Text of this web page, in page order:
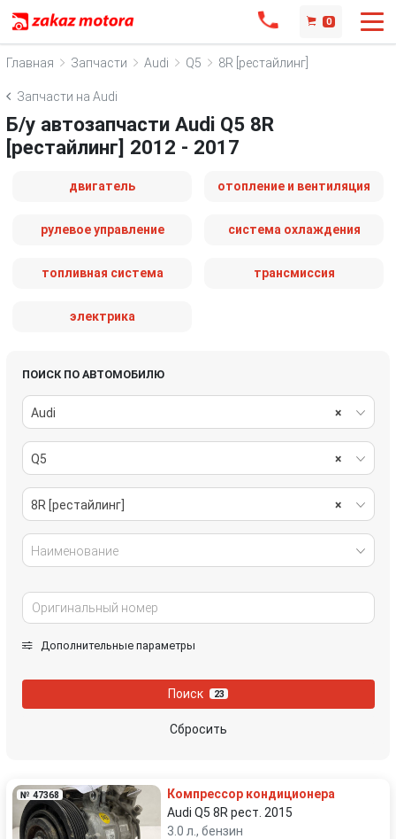
0
Главная Запчасти Audi Q5 8R [рестайлинг]
Запчасти на Audi
Б/у автозапчасти Audi Q5 8R
[рестайлинг] 2012 - 2017
двигатель отопление и вентиляция
рулевое управление система охлаждения
топливная система трансмиссия
электрика
ПОИСК ПО АВТОМОБИЛЮ
×
Audi
×
Q5
×
8R [рестайлинг]
Наименование
Дополнительные параметры
Поиск 23
Сбросить
№ 47368
Компрессор кондиционера
Audi Q5 8R рест. 2015
3.0 л., бензин